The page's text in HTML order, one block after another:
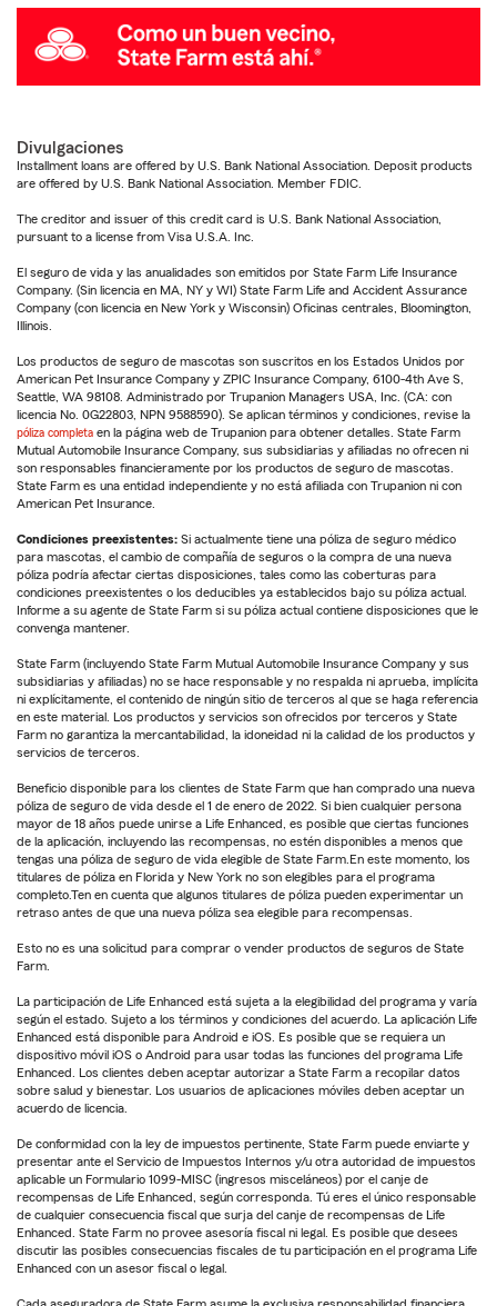
Divulgaciones
Installment loans are offered by U.S. Bank National Association. Deposit products
are offered by U.S. Bank National Association. Member FDIC.
The creditor and issuer of this credit card is U.S. Bank National Association,
pursuant to a license from Visa U.S.A. Inc.
El seguro de vida y las anualidades son emitidos por State Farm Life Insurance
Company. (Sin licencia en MA, NY y WI) State Farm Life and Accident Assurance
Company (con licencia en New York y Wisconsin) Oficinas centrales, Bloomington,
Illinois.
Los productos de seguro de mascotas son suscritos en los Estados Unidos por
American Pet Insurance Company y ZPIC Insurance Company, 6100-4th Ave S,
Seattle, WA 98108. Administrado por Trupanion Managers USA, Inc. (CA: con
licencia No. 0G22803, NPN 9588590). Se aplican términos y condiciones, revise la
póliza completa en la página web de Trupanion para obtener detalles. State Farm
Mutual Automobile Insurance Company, sus subsidiarias y afiliadas no ofrecen ni
son responsables financieramente por los productos de seguro de mascotas.
State Farm es una entidad independiente y no está afiliada con Trupanion ni con
American Pet Insurance.
Condiciones preexistentes: Si actualmente tiene una póliza de seguro médico
para mascotas, el cambio de compañía de seguros o la compra de una nueva
póliza podría afectar ciertas disposiciones, tales como las coberturas para
condiciones preexistentes o los deducibles ya establecidos bajo su póliza actual.
Informe a su agente de State Farm si su póliza actual contiene disposiciones que le
convenga mantener.
State Farm (incluyendo State Farm Mutual Automobile Insurance Company y sus
subsidiarias y afiliadas) no se hace responsable y no respalda ni aprueba, implícita
ni explícitamente, el contenido de ningún sitio de terceros al que se haga referencia
en este material. Los productos y servicios son ofrecidos por terceros y State
Farm no garantiza la mercantabilidad, la idoneidad ni la calidad de los productos y
servicios de terceros.
Beneficio disponible para los clientes de State Farm que han comprado una nueva
póliza de seguro de vida desde el 1 de enero de 2022. Si bien cualquier persona
mayor de 18 años puede unirse a Life Enhanced, es posible que ciertas funciones
de la aplicación, incluyendo las recompensas, no estén disponibles a menos que
tengas una póliza de seguro de vida elegible de State Farm.En este momento, los
titulares de póliza en Florida y New York no son elegibles para el programa
completo.Ten en cuenta que algunos titulares de póliza pueden experimentar un
retraso antes de que una nueva póliza sea elegible para recompensas.
Esto no es una solicitud para comprar o vender productos de seguros de State
Farm.
La participación de Life Enhanced está sujeta a la elegibilidad del programa y varía
según el estado. Sujeto a los términos y condiciones del acuerdo. La aplicación Life
Enhanced está disponible para Android e iOS. Es posible que se requiera un
dispositivo móvil iOS o Android para usar todas las funciones del programa Life
Enhanced. Los clientes deben aceptar autorizar a State Farm a recopilar datos
sobre salud y bienestar. Los usuarios de aplicaciones móviles deben aceptar un
acuerdo de licencia.
De conformidad con la ley de impuestos pertinente, State Farm puede enviarte y
presentar ante el Servicio de Impuestos Internos y/u otra autoridad de impuestos
aplicable un Formulario 1099-MISC (ingresos misceláneos) por el canje de
recompensas de Life Enhanced, según corresponda. Tú eres el único responsable
de cualquier consecuencia fiscal que surja del canje de recompensas de Life
Enhanced. State Farm no provee asesoría fiscal ni legal. Es posible que desees
discutir las posibles consecuencias fiscales de tu participación en el programa Life
Enhanced con un asesor fiscal o legal.